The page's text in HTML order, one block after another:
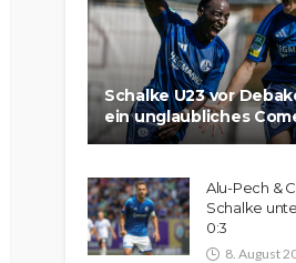
Schalke U23 vor
ein unglaubliches
Alu-Pech &
Schalke
0:3
8. August